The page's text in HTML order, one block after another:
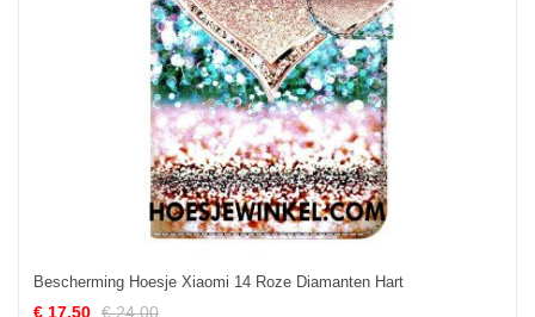
Bescherming Hoesje Xiaomi 14 Roze Diamanten Hart
€ 17.50 € 24.00